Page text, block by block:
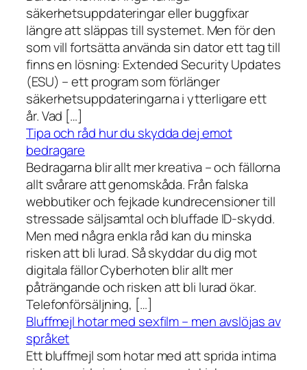
säkerhetsuppdateringar eller buggfixar
längre att släppas till systemet. Men för den
som vill fortsätta använda sin dator ett tag till
finns en lösning: Extended Security Updates
(ESU) – ett program som förlänger
säkerhetsuppdateringarna i ytterligare ett
år. Vad […]
Tipa och råd hur du skydda dej emot
bedragare
Bedragarna blir allt mer kreativa – och fällorna
allt svårare att genomskåda. Från falska
webbutiker och fejkade kundrecensioner till
stressade säljsamtal och bluffade ID-skydd.
Men med några enkla råd kan du minska
risken att bli lurad. Så skyddar du dig mot
digitala fällor Cyberhoten blir allt mer
påträngande och risken att bli lurad ökar.
Telefonförsäljning, […]
Bluffmejl hotar med sexfilm – men avslöjas av
språket
Ett bluffmejl som hotar med att sprida intima